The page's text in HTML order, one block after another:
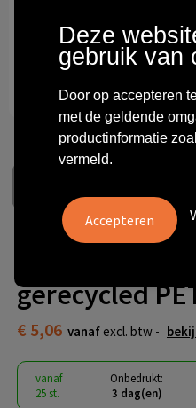
gerecycled
€ 5,06 vanaf excl. btw -
vanaf
25 st.
Onbedrukt:
3 dag(en)
Deze
gebruik van
Door op accepteren
met de geldende
productinformatie
vermeld.